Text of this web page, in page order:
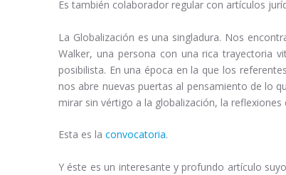
Es también colaborador regular con artículos
La Globalización es una singladura. Nos
Walker, una persona con una rica trayectoria
posibilista. En una época en la que los
nos abre nuevas puertas al pensamiento de lo
mirar sin vértigo a la globalización, la
Esta es la convocatoria.
Y éste es un interesante y profundo artículo